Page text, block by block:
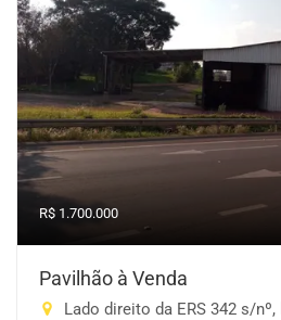
R$ 1.700.000
Pavilhão à Venda
Lado direito da ERS 342 s/nº, bairro Santa Teresinha, Cruz